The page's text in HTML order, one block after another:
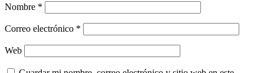
Nombre *
Correo electrónico *
Web